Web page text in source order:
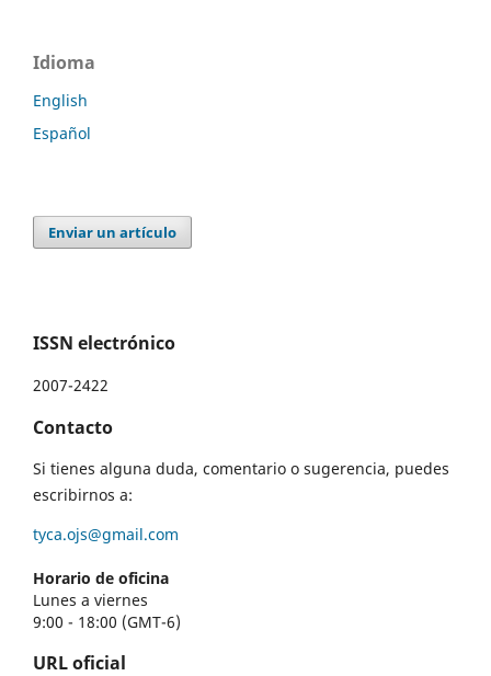
Idioma
English
Español
Enviar un artículo
ISSN electrónico
2007-2422
Contacto
Si tienes alguna duda, comentario o sugerencia, puedes
escribirnos a:
tyca.ojs@gmail.com
Horario de oficina
Lunes a viernes
9:00 - 18:00 (GMT-6)
URL oficial